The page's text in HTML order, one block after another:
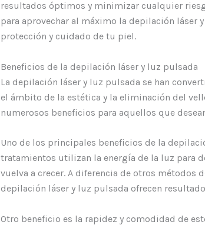
resultados óptimos y minimizar cualquier
para aprovechar al máximo la depilación láser
protección y cuidado de tu piel.
Beneficios de la depilación láser y luz pulsada
La depilación láser y luz pulsada se han
el ámbito de la estética y la eliminación del
numerosos beneficios para aquellos que
Uno de los principales beneficios de la
tratamientos utilizan la energía de la luz para
vuelva a crecer. A diferencia de otros métodos
depilación láser y luz pulsada ofrecen
Otro beneficio es la rapidez y comodidad de